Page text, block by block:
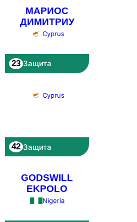
МАРИОС
ДИМИТРИУ
Cyprus
23 Защита
Cyprus
42 Защита
GODSWILL
EKPOLO
Nigeria